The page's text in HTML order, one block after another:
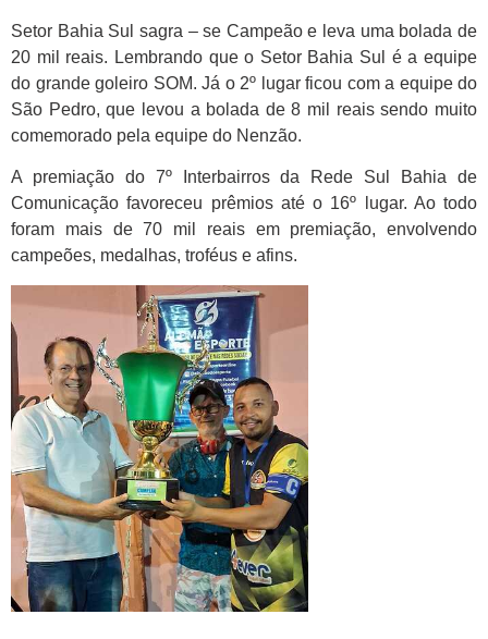
Setor Bahia Sul sagra – se Campeão e leva uma bolada de
20 mil reais. Lembrando que o Setor Bahia Sul é a equipe
do grande goleiro SOM. Já o 2º lugar ficou com a equipe do
São Pedro, que levou a bolada de 8 mil reais sendo muito
comemorado pela equipe do Nenzão.
A premiação do 7º Interbairros da Rede Sul Bahia de
Comunicação favoreceu prêmios até o 16º lugar. Ao todo
foram mais de 70 mil reais em premiação, envolvendo
campeões, medalhas, troféus e afins.